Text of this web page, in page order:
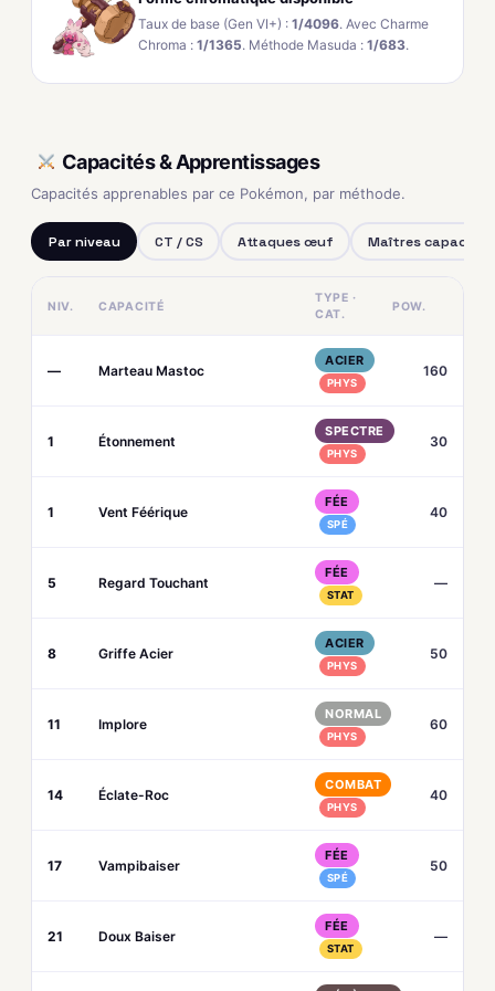
Taux de base (Gen VI+) : 1/4096. Avec Charme
Chroma : 1/1365. Méthode Masuda : 1/683.
Capacités & Apprentissages
Capacités apprenables par ce Pokémon, par méthode.
Par niveau CT / CS Attaques œuf Maîtres capacités
NIV. CAPACITÉ
TYPE ·
CAT.
POW.
— Marteau Mastoc
ACIER
PHYS
160
1 Étonnement
SPECTRE
PHYS
30
1 Vent Féérique
FÉE
SPÉ
40
5 Regard Touchant
FÉE
STAT
—
8 Griffe Acier
ACIER
PHYS
50
11 Implore
NORMAL
PHYS
60
14 Éclate-Roc
COMBAT
PHYS
40
17 Vampibaiser
FÉE
SPÉ
50
21 Doux Baiser
FÉE
STAT
—